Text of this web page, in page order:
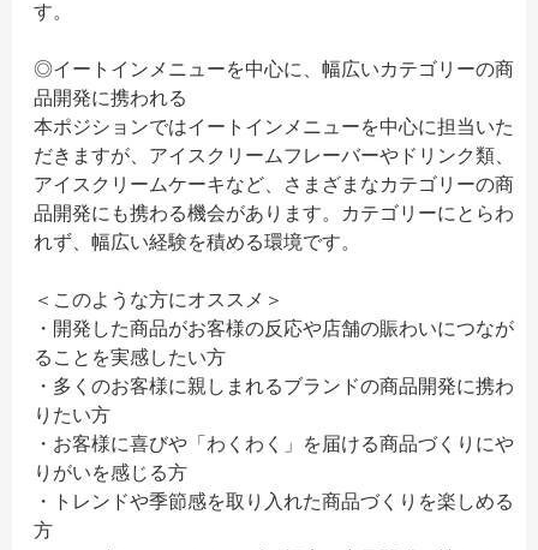
す。
◎イートインメニューを中心に、幅広いカテゴリーの商
品開発に携われる
本ポジションではイートインメニューを中心に担当いた
だきますが、アイスクリームフレーバーやドリンク類、
アイスクリームケーキなど、さまざまなカテゴリーの商
品開発にも携わる機会があります。カテゴリーにとらわ
れず、幅広い経験を積める環境です。
＜このような方にオススメ＞
・開発した商品がお客様の反応や店舗の賑わいにつなが
ることを実感したい方
・多くのお客様に親しまれるブランドの商品開発に携わ
りたい方
・お客様に喜びや「わくわく」を届ける商品づくりにや
りがいを感じる方
・トレンドや季節感を取り入れた商品づくりを楽しめる
方